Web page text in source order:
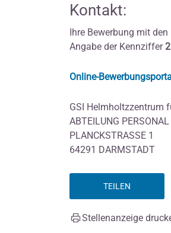
Kontakt:
Ihre Bewerbung mit
Angabe der Kennziffer
Online-
GSI Helmholtzzentrum
ABTEILUNG PERSONAL
PLANCKSTRASSE 1
64291 DARMSTADT
TEILEN
Stellenanzeige